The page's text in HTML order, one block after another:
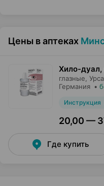
Цены в аптеках
Хило-дуал,
глазные,
Германия •
Инструкция
20,00 —
Где купить